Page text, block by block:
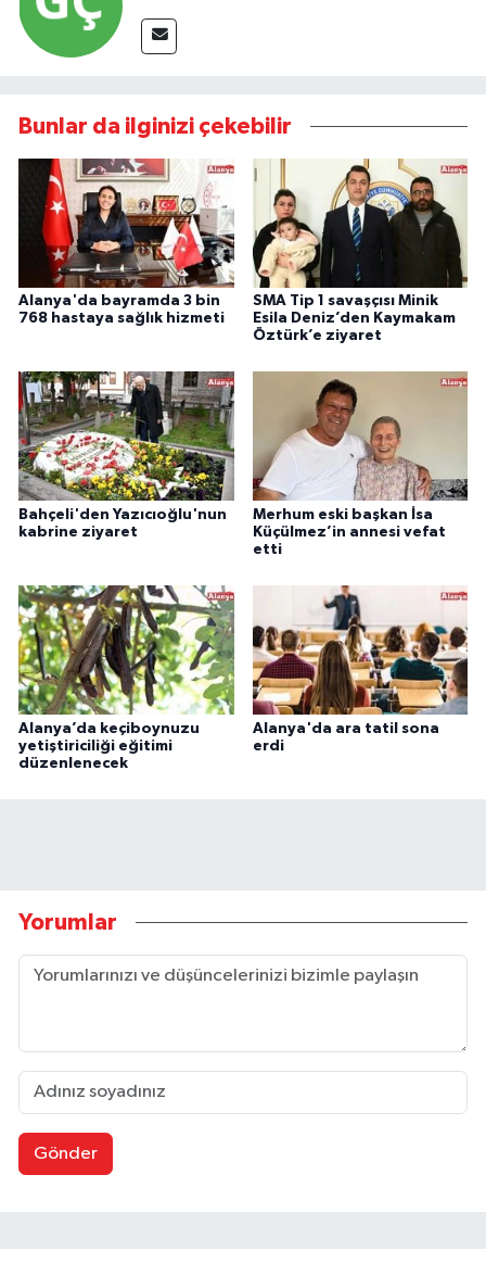
Bunlar da ilginizi çekebilir
Alanya'da bayramda 3 bin
768 hastaya sağlık hizmeti
SMA Tip 1 savaşçısı Minik
Esila Deniz’den Kaymakam
Öztürk’e ziyaret
Bahçeli'den Yazıcıoğlu'nun
kabrine ziyaret
Merhum eski başkan İsa
Küçülmez’in annesi vefat
etti
Alanya’da keçiboynuzu
yetiştiriciliği eğitimi
düzenlenecek
Alanya'da ara tatil sona
erdi
Yorumlar
Gönder